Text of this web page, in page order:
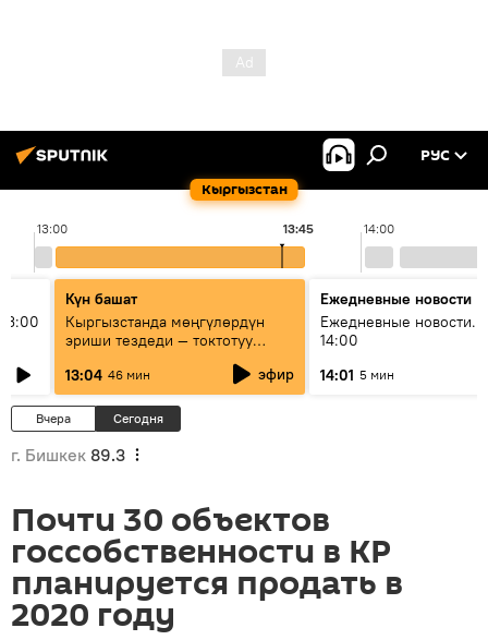
Кыргызстан
РУС
13:00 14:00
13:45
Күн башат
Кыргызстанда мөңгүлөрдүн
эриши тездеди — токтотуу
13:04 46 мин эфир
Ежедневные новости
Ежедневные новости.
14:00
14:01 5 мин
Вчера Сегодня
г. Бишкек 89.3
Почти 30 объектов
госсобственности в КР
планируется продать в
2020 году